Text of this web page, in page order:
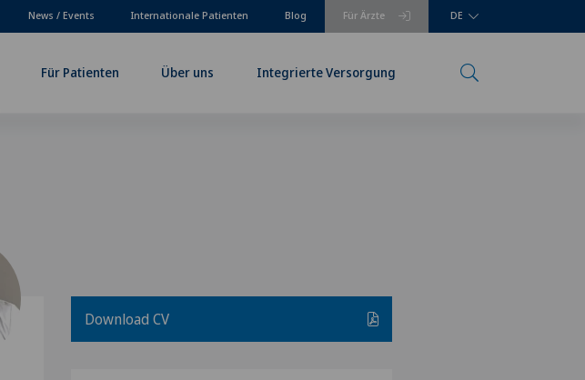
Für Ärzte
News / Events Internationale Patienten Blog DE
Für Patienten Über uns Integrierte Versorgung
Download CV